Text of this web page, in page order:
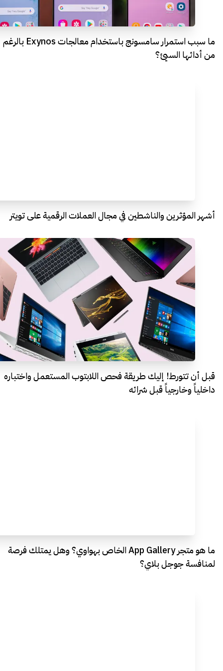
ما سبب استمرار سامسونج باستخدام معالجات Exynos بالرغم
من أدائها السيئ؟
أشهر المؤثرين والناشطين في مجال العملات الرقمية على تويتر
قبل أن تتورط! إليك طريقة فحص اللابتوب المستعمل واختباره
داخلياً وخارجياً قبل شرائه
ما هو متجر App Gallery الخاص بهواوي؟ وهل يمتلك فرصة
لمنافسة جوجل بلاي؟